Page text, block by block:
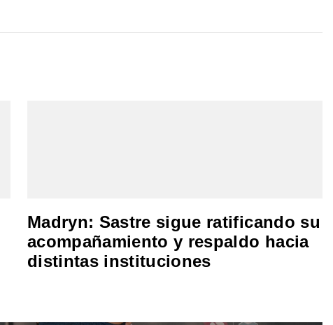
Madryn: Sastre sigue ratificando su
acompañamiento y respaldo hacia
distintas instituciones